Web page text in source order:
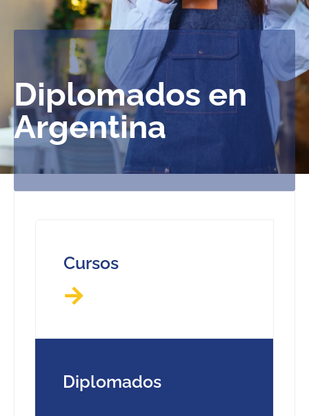
Diplomados en
Argentina
Cursos
Diplomados